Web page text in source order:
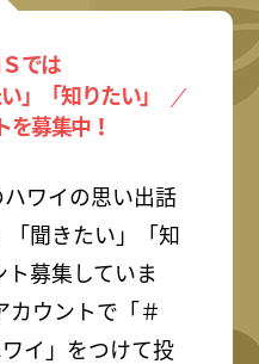
では
」「知りたい」
を募集中！
ワイの思い出話
聞きたい」「知
募集していま
カウントで「＃
イ」をつけて投